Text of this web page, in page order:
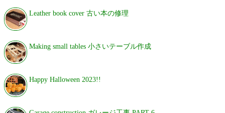
Leather book cover 古い本の修理
Making small tables 小さいテーブル作成
Happy Halloween 2023!!